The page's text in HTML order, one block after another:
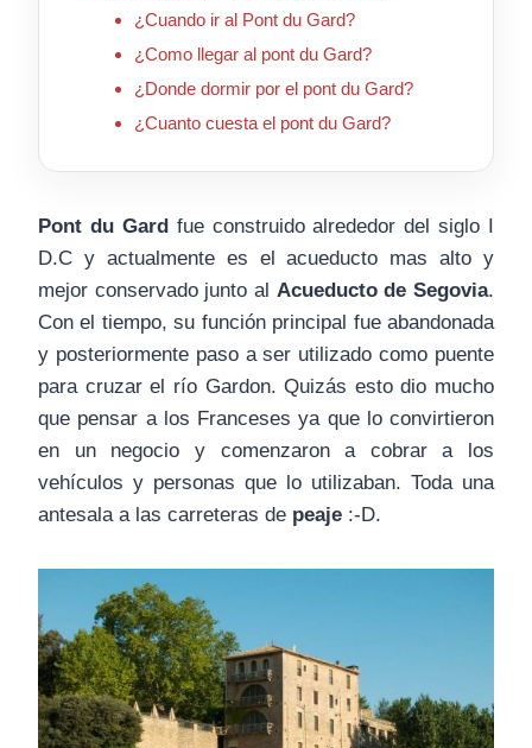
¿Cuando ir al Pont du Gard?
¿Como llegar al pont du Gard?
¿Donde dormir por el pont du Gard?
¿Cuanto cuesta el pont du Gard?
Pont du Gardfue construido alrededor del siglo I
D.C y actualmente es el acueducto mas alto y
mejor conservado junto al Acueducto de Segovia.
Con el tiempo, su función principal fue abandonada
y posteriormente paso a ser utilizado como puente
para cruzar el río Gardon. Quizás esto dio mucho
que pensar a los Franceses ya que lo convirtieron
en un negocio y comenzaron a cobrar a los
vehículos y personas que lo utilizaban. Toda una
antesala a las carreteras de peaje :-D.